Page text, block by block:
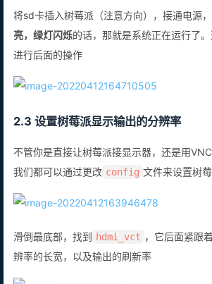
将sd卡插入树莓派（注意方向），接通电源
亮，绿灯闪烁的话，那就是系统正在运行了。
进行后面的操作
2.3 设置树莓派显示输出的分辨率
不管你是直接让树莓派接显示器，还是用VNC
我们都可以通过更改 config 文件来设置树
滑倒最底部，找到 hdmi_vct ，它后面紧跟
辨率的长宽，以及输出的刷新率